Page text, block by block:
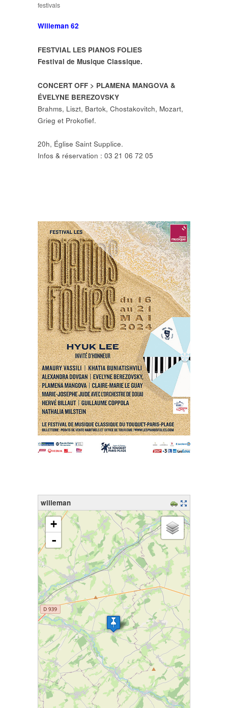
festivals
Willeman 62
FESTVIAL LES PIANOS FOLIES
Festival de Musique Classique.
CONCERT OFF > PLAMENA MANGOVA &
ÉVELYNE BEREZOVSKY
Brahms, Liszt, Bartok, Chostakovitch, Mozart,
Grieg et Prokoﬁef.
20h, Église Saint Supplice.
Infos & réservation : 03 21 06 72 05
willeman
chargement de la carte - veuillez patienter...
+
-